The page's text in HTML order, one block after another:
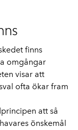
finns
omgångar
visar att
ofta ökar fram
att så
önskemål